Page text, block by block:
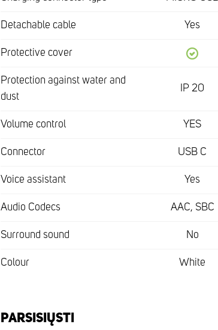
Detachable cable Yes
Protective cover
Protection against water and
dust
IP 20
Volume control YES
Connector USB C
Voice assistant Yes
Audio Codecs AAC, SBC
Surround sound No
Colour White
PARSISIŲSTI